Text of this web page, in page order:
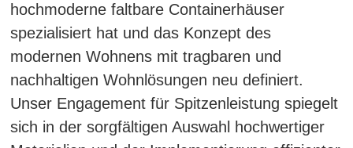
hochmoderne faltbare Containerhäuser
spezialisiert hat und das Konzept des
modernen Wohnens mit tragbaren und
nachhaltigen Wohnlösungen neu definiert.
Unser Engagement für Spitzenleistung spiegelt
sich in der sorgfältigen Auswahl hochwertiger